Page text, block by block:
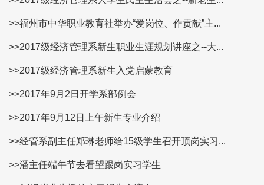
>>福州市中华职业教育社举办“爱岗位、作贡献”主...
>>2017级经济管理系新生职业生涯规划讲座之--大...
>>2017级经济管理系新生入党启蒙教育
>>2017年9月2日开学系部例会
>>2017年9月12日上午新生专业介绍
>>经管系副主任郑琳老师给15级学生召开顶岗实习...
>>潘主任端午节去看望跟岗实习学生